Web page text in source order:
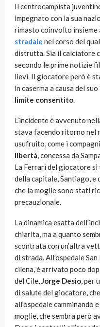
Il centrocampista
impegnato con la sua
rimasto coinvolto insieme
stradale nel corso del
distrutta. Sia il calciatore
secondo le prime notizie
lievi. Il giocatore però è
in caserma a causa del suo
limite consentito.
L’incidente è avvenuto
stava facendo ritorno nel
usufruito, come i
libertà, concessa da
La Ferrari del giocatore si
della capitale, Santiago, e
che la moglie sono stati
precauzionale.
La dinamica esatta
chiarita, ma a quanto
scontrata con un’altra
di strada. All’ospedale
cilena, è arrivato poco
del Cile,Jorge Desio, per
di salute del giocatore,
all’ospedale camminando
moglie, che sembra però